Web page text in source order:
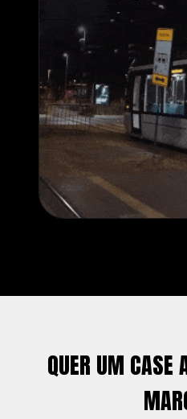
QUER UM CASE